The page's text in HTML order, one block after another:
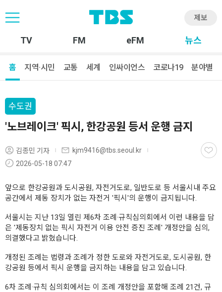
제보
TV FM eFM 뉴스
홈 지역·시민 교통 세계 인싸이언스 코로나19 분야별
수도권
'노브레이크' 픽시, 한강공원 등서 운행 금지
김종민 기자
kjm9416@tbs.seoul.kr
2026-05-18 07:47
앞으로 한강공원과 도시공원, 자전거도로, 일반도로 등 서울시내 주요
공간에서 제동 장치가 없는 자전거 '픽시'의 운행이 금지됩니다.
서울시는 지난 13일 열린 제6차 조례·규칙심의회에서 이런 내용을 담
은 '제동장치 없는 픽시 자전거 이용 안전 증진 조례' 개정안을 심의,
의결했다고 밝혔습니다.
개정된 조례는 법령과 조례가 정한 도로와 자전거도로, 도시공원, 한
강공원 등에서 픽시 운행을 금지하는 내용을 담고 있습니다.
6차 조례·규칙 심의회에서는 이 조례 개정안을 포함해 조례 21건, 규